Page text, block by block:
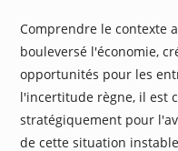
Comprendre le contexte
bouleversé l'économie,
opportunités pour les
l'incertitude règne, il est
stratégiquement pour
de cette situation